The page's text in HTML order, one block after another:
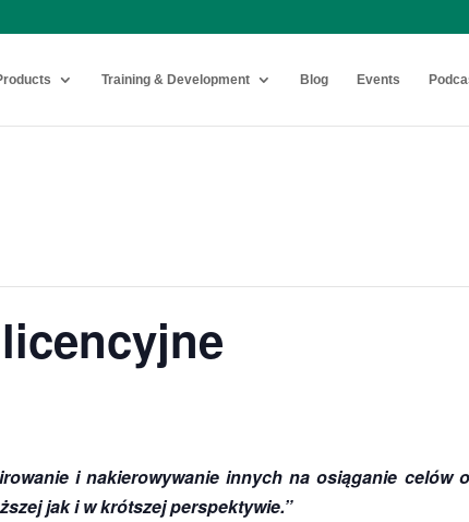
Training & Development Blog Events
i nakierowywanie innych na osiąganie celów
jak i w krótszej perspektywie.”